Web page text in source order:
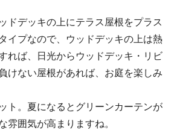
ドデッキの上にテラス屋根をプラス
イプなので、ウッドデッキの上は熱
れば、日光からウッドデッキ・リビ
けない屋根があれば、お庭を楽しみ
ト。夏になるとグリーンカーテンが
囲気が高まりますね。